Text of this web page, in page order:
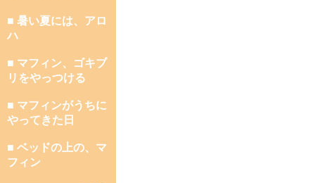
■ 暑い夏には、アロ
ハ
■ マフィン、ゴキブ
リをやっつける
■ マフィンがうちに
やってきた日
■ ベッドの上の、マ
フィン